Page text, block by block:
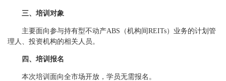
三、培训对象
主要面向参与持有型不动产ABS（机构间REITs）业务的计划管
理人、投资机构的相关人员。
四、培训报名
本次培训面向全市场开放，学员无需报名。